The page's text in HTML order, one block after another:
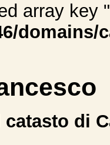
array key
di